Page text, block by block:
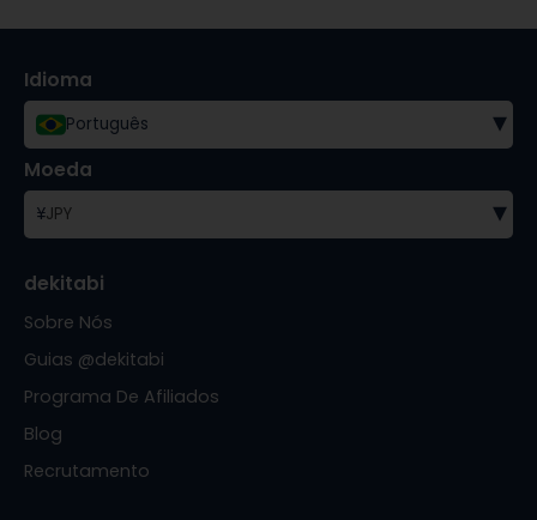
Idioma
Português ▾
Moeda
¥JPY ▾
dekitabi
Sobre Nós
Guias @dekitabi
Programa De Afiliados
Blog
Recrutamento